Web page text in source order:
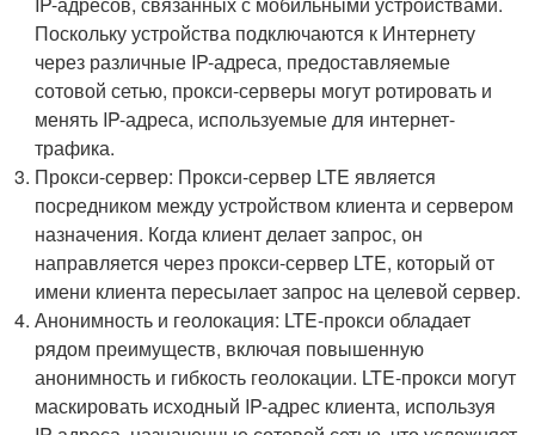
Поскольку устройства подключаются к Интернету
через различные IP-адреса, предоставляемые
сотовой сетью, прокси-серверы могут ротировать и
менять IP-адреса, используемые для интернет-
трафика.
Прокси-сервер: Прокси-сервер LTE является
посредником между устройством клиента и сервером
назначения. Когда клиент делает запрос, он
направляется через прокси-сервер LTE, который от
имени клиента пересылает запрос на целевой сервер.
Анонимность и геолокация: LTE-прокси обладает
рядом преимуществ, включая повышенную
анонимность и гибкость геолокации. LTE-прокси могут
маскировать исходный IP-адрес клиента, используя